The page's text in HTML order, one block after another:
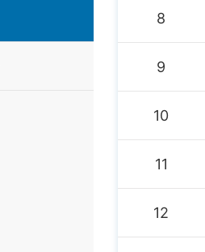
8
9
10
11
12